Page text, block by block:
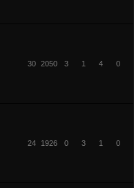
30 2050 3 1 4 0
24 1926 0 3 1 0